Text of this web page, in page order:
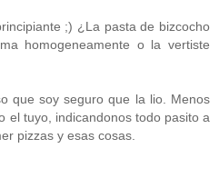
;) ¿La pasta de bizcocho
homogeneamente o la vertiste
que soy seguro que la lio. Menos
el tuyo, indicandonos todo pasito a
pizzas y esas cosas.